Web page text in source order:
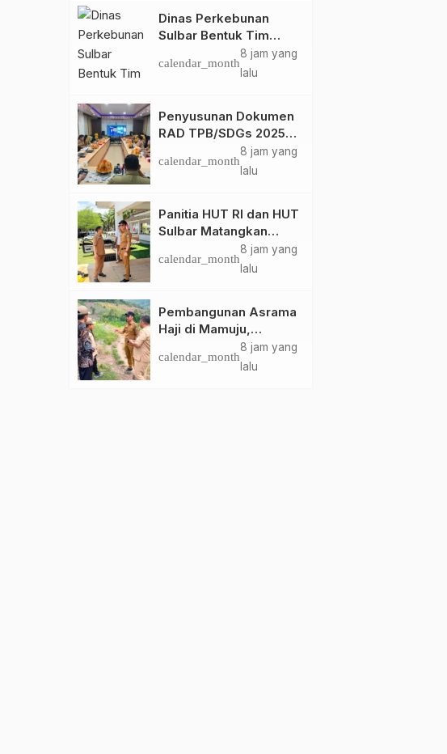
Dinas Perkebunan
Sulbar Bentuk Tim
Kendali Internal ICS
untuk Dukung
Pasangkayu
calendar_month
8 jam yang
lalu
Penyusunan Dokumen
RAD TPB/SDGs 2025–
2029 Perkuat Arah
Pembangunan
calendar_month
8 jam yang
lalu
Panitia HUT RI dan HUT
Sulbar Matangkan
Persiapan, Berbagai
Lomba Akan
calendar_month
8 jam yang
lalu
Pembangunan Asrama
Haji di Mamuju,
Pemkesra dan
Kementerian Haji
calendar_month
8 jam yang
lalu